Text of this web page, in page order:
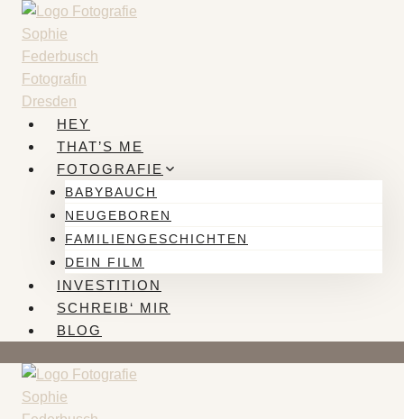
Zum
Inhalt
springen
HEY
THAT’S ME
FOTOGRAFIE
BABYBAUCH
NEUGEBOREN
FAMILIENGESCHICHTEN
DEIN FILM
INVESTITION
SCHREIB‘ MIR
BLOG